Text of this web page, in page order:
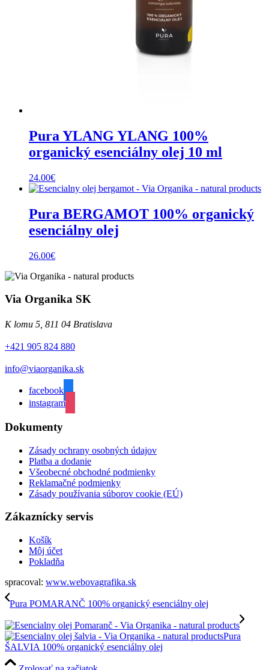
Pura YLANG YLANG 100%
organický esenciálny olej 10 ml
24.00€
Pura BERGAMOT 100% organický
esenciálny olej
26.00€
Via Organika SK
K lomu 5, 811 04 Bratislava
+421 905 824 880
info@viaorganika.sk
facebook
instagram
Dokumenty
Zásady ochrany osobných údajov
Platba a dodanie
Všeobecné obchodné podmienky
Reklamačné podmienky
Zásady používania súborov cookie (EÚ)
Zákaznícky servis
Košík
Môj účet
Pokladňa
spracoval: www.webovagrafika.sk
Pura POMARANČ 100% organický esenciálny olej
Pura
ŠALVIA 100% organický esenciálny olej